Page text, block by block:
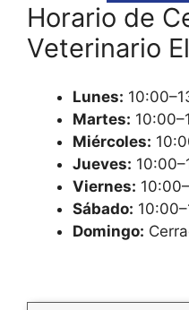
Horario de
Veterinario
Lunes:
Martes:
Miércoles:
Jueves:
Viernes:
Sábado:
Domingo: